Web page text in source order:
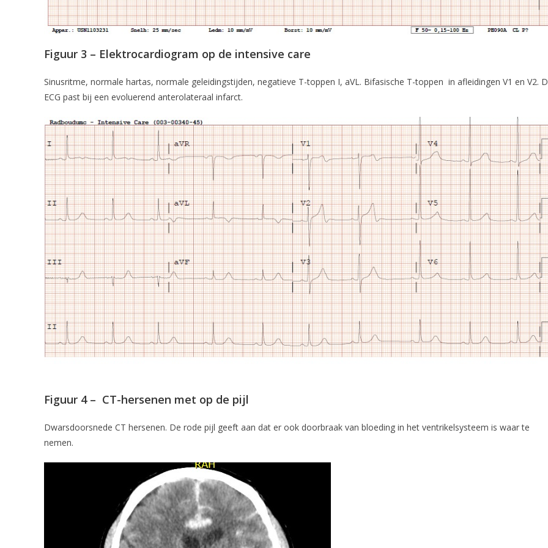
Figuur 3 – Elektrocardiogram op de intensive care
Sinusritme, normale hartas, normale geleidingstijden, negatieve T-toppen I, aVL. Bifasische T-toppen in afleidingen V1 en V2.
ECG past bij een evoluerend anterolateraal infarct.
Figuur 4 – CT-hersenen met op de pijl
Dwarsdoorsnede CT hersenen. De rode pijl geeft aan dat er ook doorbraak van bloeding in het ventrikelsysteem is waar te
nemen.